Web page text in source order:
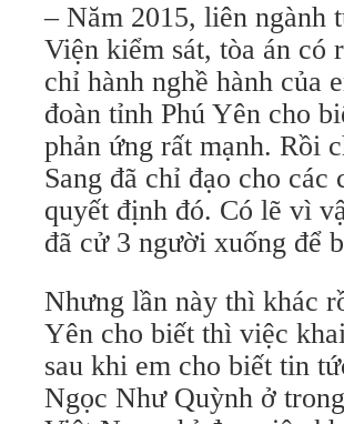
– Năm 2015, liên ngành
Viện kiểm sát, tòa án có
chỉ hành nghề hành của
đoàn tỉnh Phú Yên cho
phản ứng rất mạnh. Rồi
Sang đã chỉ đạo cho
quyết định đó. Có lẽ vì
đã cử 3 người xuống để
Nhưng lần này thì khác
Yên cho biết thì việc
sau khi em cho biết tin
Ngọc Như Quỳnh ở